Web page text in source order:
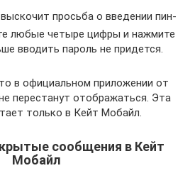
просьба о введении пин-
любые четыре цифры и нажмите
вводить пароль не придется.
в официальном приложении от
перестанут отображаться. Эта
только в Кейт Мобайл.
сообщения в Кейт
Мобайл